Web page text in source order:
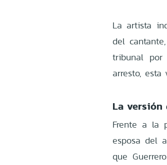
La artista
del
tribunal
arresto, esta
La versión
Frente a la
esposa del
que